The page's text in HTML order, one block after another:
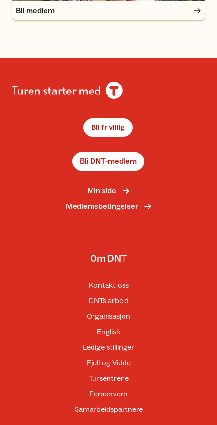
Bli medlem
Bli frivillig
Bli DNT-medlem
Min side
Medlemsbetingelser
Om DNT
Kontakt oss
DNTs arbeid
Organisasjon
English
Ledige stillinger
Fjell og Vidde
Tursentrene
Personvern
Samarbeidspartnere